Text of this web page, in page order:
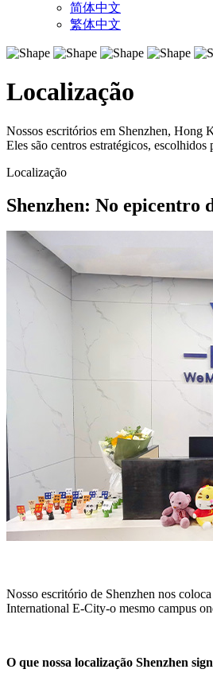
简体中文
繁体中文
Localização
Nossos escritórios em Shenzhen, Hong
Eles são centros estratégicos,
Localização
Shenzhen: No epicentro
Nosso escritório de Shenzhen nos
International E-City-o mesmo campus
O que nossa localização Shenzhen